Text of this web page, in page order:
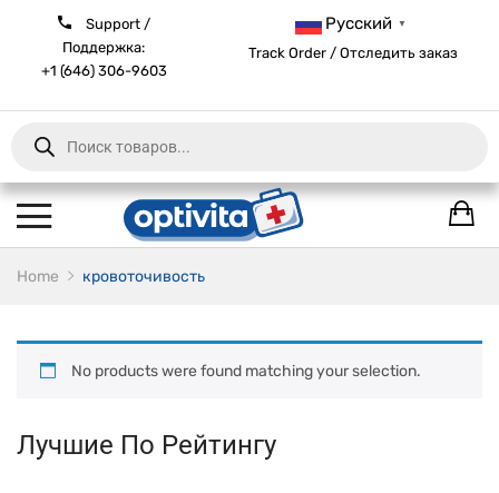
Support /
Поддержка:
+1 (646) 306-9603
Русский ▼
Track Order / Отследить заказ
Products
search
Home кровоточивость
No products were found matching your selection.
Лучшие По Рейтингу